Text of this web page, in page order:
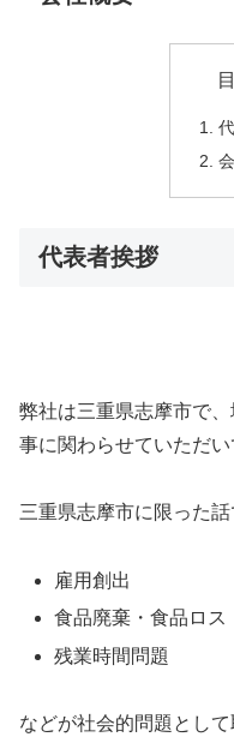
代表者挨拶
弊社は三重県志摩市で
事に関わらせていただい
三重県志摩市に限った話
雇用創出
食品廃棄・食品ロス
残業時間問題
などが社会的問題とし